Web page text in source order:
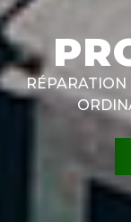
RÉPARATION